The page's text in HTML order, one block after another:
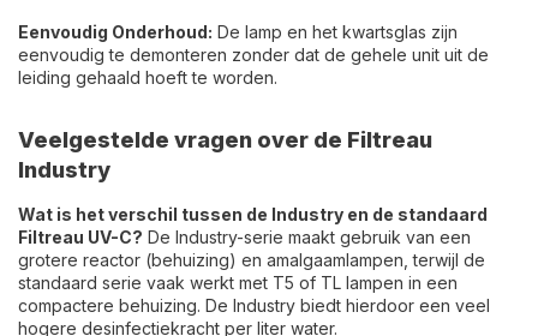
Eenvoudig Onderhoud: De lamp en het kwartsglas zijn
eenvoudig te demonteren zonder dat de gehele unit uit de
leiding gehaald hoeft te worden.
Veelgestelde vragen over de Filtreau
Industry
Wat is het verschil tussen de Industry en de standaard
Filtreau UV-C? De Industry-serie maakt gebruik van een
grotere reactor (behuizing) en amalgaamlampen, terwijl de
standaard serie vaak werkt met T5 of TL lampen in een
compactere behuizing. De Industry biedt hierdoor een veel
hogere desinfectiekracht per liter water.